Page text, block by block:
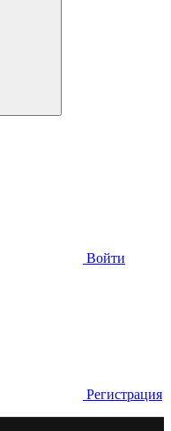
Войти
Регистрация